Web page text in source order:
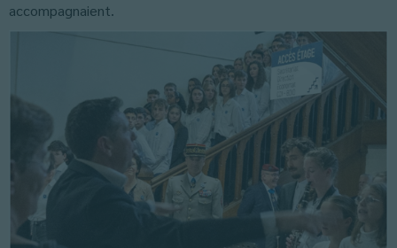
accompagnaient.